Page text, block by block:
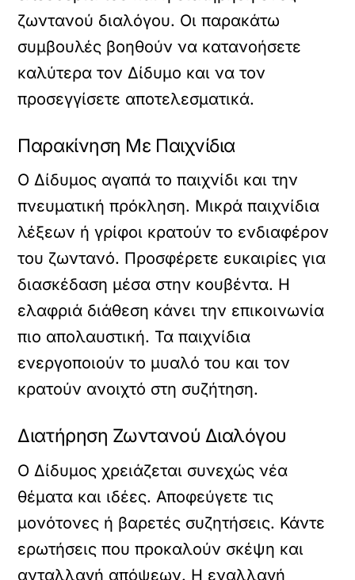
ζωντανού διαλόγου. Οι παρακάτω
συμβουλές βοηθούν να κατανοήσετε
καλύτερα τον Δίδυμο και να τον
προσεγγίσετε αποτελεσματικά.
Παρακίνηση Με Παιχνίδια
Ο Δίδυμος αγαπά το παιχνίδι και την
πνευματική πρόκληση. Μικρά παιχνίδια
λέξεων ή γρίφοι κρατούν το ενδιαφέρον
του ζωντανό. Προσφέρετε ευκαιρίες για
διασκέδαση μέσα στην κουβέντα. Η
ελαφριά διάθεση κάνει την επικοινωνία
πιο απολαυστική. Τα παιχνίδια
ενεργοποιούν το μυαλό του και τον
κρατούν ανοιχτό στη συζήτηση.
Διατήρηση Ζωντανού Διαλόγου
Ο Δίδυμος χρειάζεται συνεχώς νέα
θέματα και ιδέες. Αποφεύγετε τις
μονότονες ή βαρετές συζητήσεις. Κάντε
ερωτήσεις που προκαλούν σκέψη και
ανταλλαγή απόψεων. Η εναλλαγή